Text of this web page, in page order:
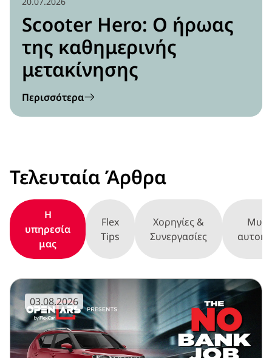
Scooter Hero: Ο ήρωας
της καθημερινής
μετακίνησης
Περισσότερα
Τελευταία Άρθρα
Η
υπηρεσία
μας
Flex
Tips
Χορηγίες &
Συνεργασίες
03.08.2026